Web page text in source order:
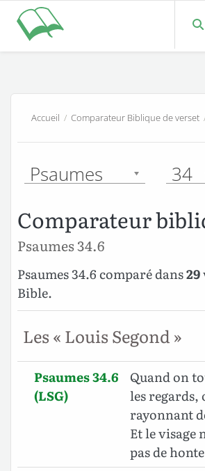
Accueil /Comparateur Biblique de verset
Psaumes 34
Comparateur
Psaumes 34.6
Psaumes 34.6 comparé dans29
Bible.
Les « Louis Segond »
Psaumes 34.6
(LSG)
Quand on
les regards,
rayonnant
Et le visage
pas de